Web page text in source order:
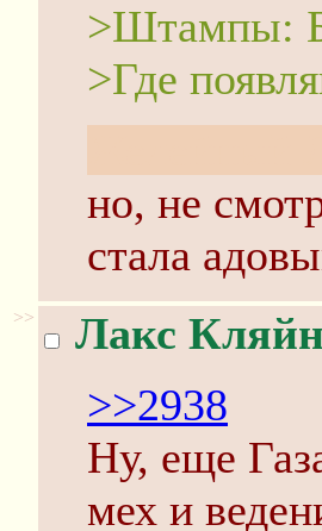
>Штампы:
>Где
но, не
стала
>> Лакс Кляйн
>>2938
Ну, еще
мех и